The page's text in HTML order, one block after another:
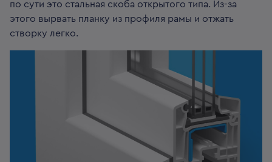
по сути это стальная скоба открытого типа. Из-за
этого вырвать планку из профиля рамы и отжать
створку легко.